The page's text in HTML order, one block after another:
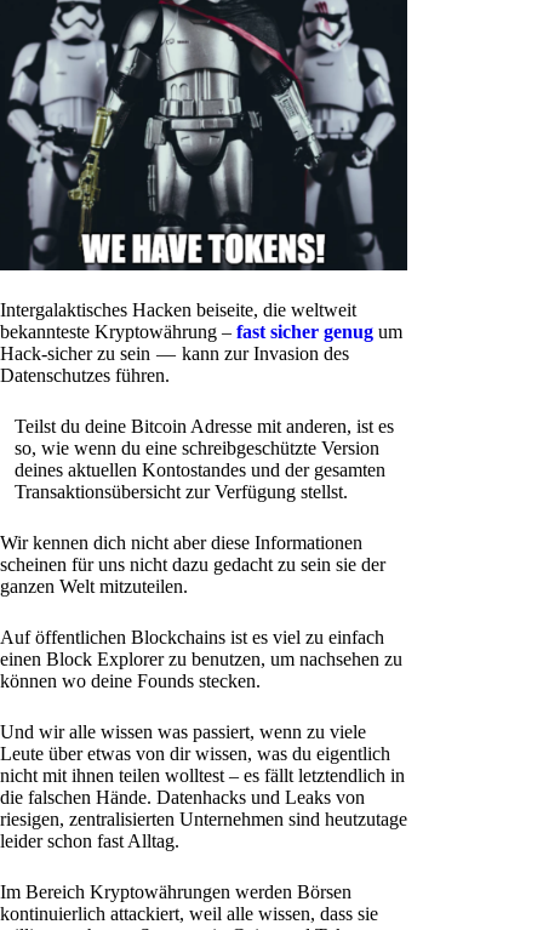
Intergalaktisches Hacken beiseite, die weltweit
bekannteste Kryptowährung – fast sicher genug um
Hack-sicher zu sein — kann zur Invasion des
Datenschutzes führen.
Teilst du deine Bitcoin Adresse mit anderen, ist es
so, wie wenn du eine schreibgeschützte Version
deines aktuellen Kontostandes und der gesamten
Transaktionsübersicht zur Verfügung stellst.
Wir kennen dich nicht aber diese Informationen
scheinen für uns nicht dazu gedacht zu sein sie der
ganzen Welt mitzuteilen.
Auf öffentlichen Blockchains ist es viel zu einfach
einen Block Explorer zu benutzen, um nachsehen zu
können wo deine Founds stecken.
Und wir alle wissen was passiert, wenn zu viele
Leute über etwas von dir wissen, was du eigentlich
nicht mit ihnen teilen wolltest – es fällt letztendlich in
die falschen Hände. Datenhacks und Leaks von
riesigen, zentralisierten Unternehmen sind heutzutage
leider schon fast Alltag.
Im Bereich Kryptowährungen werden Börsen
kontinuierlich attackiert, weil alle wissen, dass sie